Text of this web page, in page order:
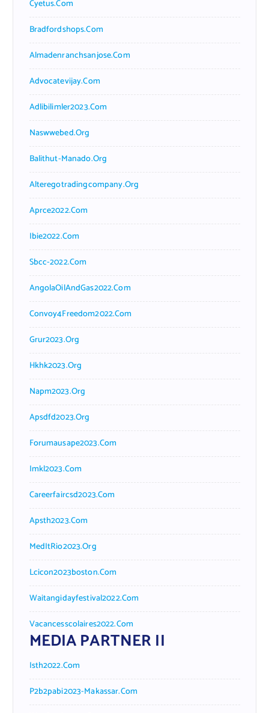
Cyetus.com
Bradfordshops.com
Almadenranchsanjose.com
Advocatevijay.com
Adlibilimler2023.com
Naswwebed.org
Balithut-Manado.org
Alteregotradingcompany.org
Aprce2022.com
Ibie2022.com
Sbcc-2022.com
AngolaOilAndGas2022.com
Convoy4Freedom2022.com
Grur2023.org
Hkhk2023.org
Napm2023.org
Apsdfd2023.org
Forumausape2023.com
Imkl2023.com
Careerfaircsd2023.com
Apsth2023.com
MedItRio2023.org
Lcicon2023boston.com
Waitangidayfestival2022.com
Vacancesscolaires2022.com
MEDIA PARTNER II
Isth2022.com
P2b2pabi2023-Makassar.com